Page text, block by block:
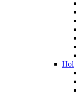
Hol